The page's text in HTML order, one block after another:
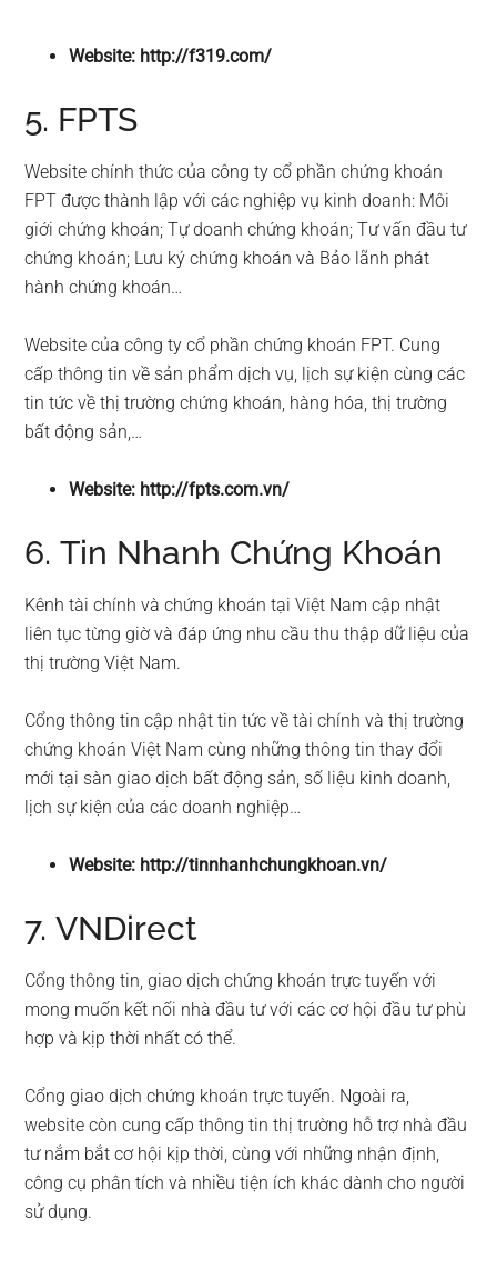
Website: http://f319.com/
5. FPTS
Website chính thức của công ty cổ phần chứng khoán
FPT được thành lập với các nghiệp vụ kinh doanh: Môi
giới chứng khoán; Tự doanh chứng khoán; Tư vấn đầu tư
chứng khoán; Lưu ký chứng khoán và Bảo lãnh phát
hành chứng khoán…
Website của công ty cổ phần chứng khoán FPT. Cung
cấp thông tin về sản phẩm dịch vụ, lịch sự kiện cùng các
tin tức về thị trường chứng khoán, hàng hóa, thị trường
bất động sản,…
Website: http://fpts.com.vn/
6. Tin Nhanh Chứng Khoán
Kênh tài chính và chứng khoán tại Việt Nam cập nhật
liên tục từng giờ và đáp ứng nhu cầu thu thập dữ liệu của
thị trường Việt Nam.
Cổng thông tin cập nhật tin tức về tài chính và thị trường
chứng khoán Việt Nam cùng những thông tin thay đổi
mới tại sàn giao dịch bất động sản, số liệu kinh doanh,
lịch sự kiện của các doanh nghiệp…
Website: http://tinnhanhchungkhoan.vn/
7. VNDirect
Cổng thông tin, giao dịch chứng khoán trực tuyến với
mong muốn kết nối nhà đầu tư với các cơ hội đầu tư phù
hợp và kịp thời nhất có thể.
Cổng giao dịch chứng khoán trực tuyến. Ngoài ra,
website còn cung cấp thông tin thị trường hỗ trợ nhà đầu
tư nắm bắt cơ hội kịp thời, cùng với những nhận định,
công cụ phân tích và nhiều tiện ích khác dành cho người
sử dụng.